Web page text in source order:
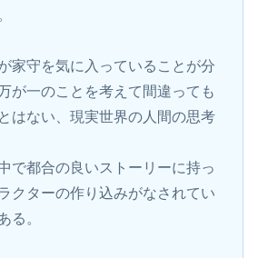
家守を気に入っていることが分
が一のことを考えて間違っても
はない、現実世界の人間の思考
で都合の良いストーリーに持っ
クターの作り込みがなされてい
る。